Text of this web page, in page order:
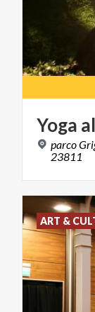
Yoga al
parco
23811
ART &